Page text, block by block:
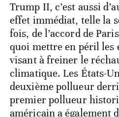
Trump II, c’est aussi
effet immédiat, telle la
fois, de l’accord de
quoi mettre en péril les
visant à freiner le
climatique. Les États-
deuxième pollueur
premier pollueur
américain a également